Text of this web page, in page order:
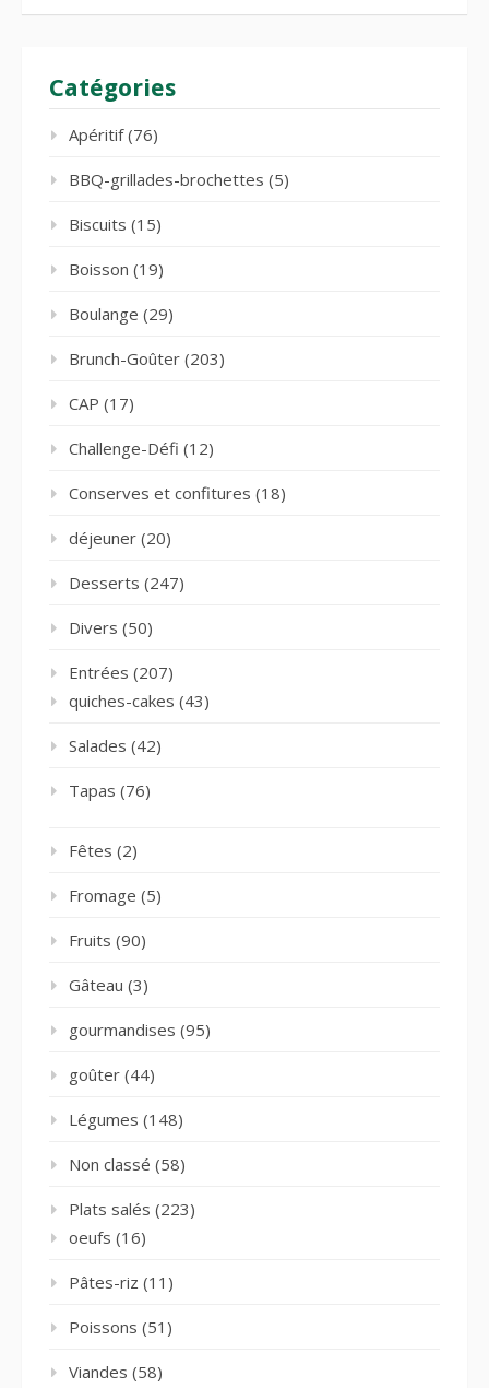
Catégories
Apéritif(76)
BBQ-grillades-brochettes (5)
Biscuits (15)
Boisson (19)
Boulange (29)
Brunch-Goûter (203)
CAP (17)
Challenge-Défi (12)
Conserves et confitures (18)
déjeuner (20)
Desserts (247)
Divers (50)
Entrées (207)
quiches-cakes (43)
Salades (42)
Tapas (76)
Fêtes (2)
Fromage (5)
Fruits (90)
Gâteau (3)
gourmandises (95)
goûter (44)
Légumes (148)
Non classé (58)
Plats salés (223)
oeufs (16)
Pâtes-riz (11)
Poissons (51)
Viandes (58)